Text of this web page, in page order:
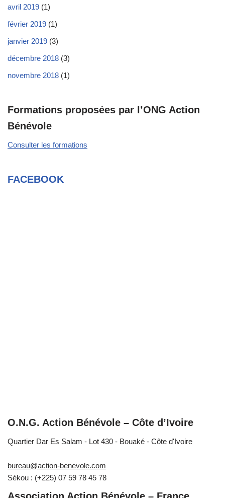
avril 2019 (1)
février 2019 (1)
janvier 2019 (3)
décembre 2018 (3)
novembre 2018 (1)
Formations proposées par l’ONG Action
Bénévole
Consulter les formations
FACEBOOK
O.N.G. Action Bénévole – Côte d’Ivoire
Quartier Dar Es Salam - Lot 430 - Bouaké - Côte d'Ivoire
bureau@action-benevole.com
Sékou : (+225) 07 59 78 45 78